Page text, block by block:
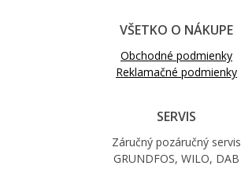
VŠETKO O NÁKUPE
Obchodné podmienky
Reklamačné podmienky
SERVIS
Záručný pozáručný servis
GRUNDFOS, WILO, DAB